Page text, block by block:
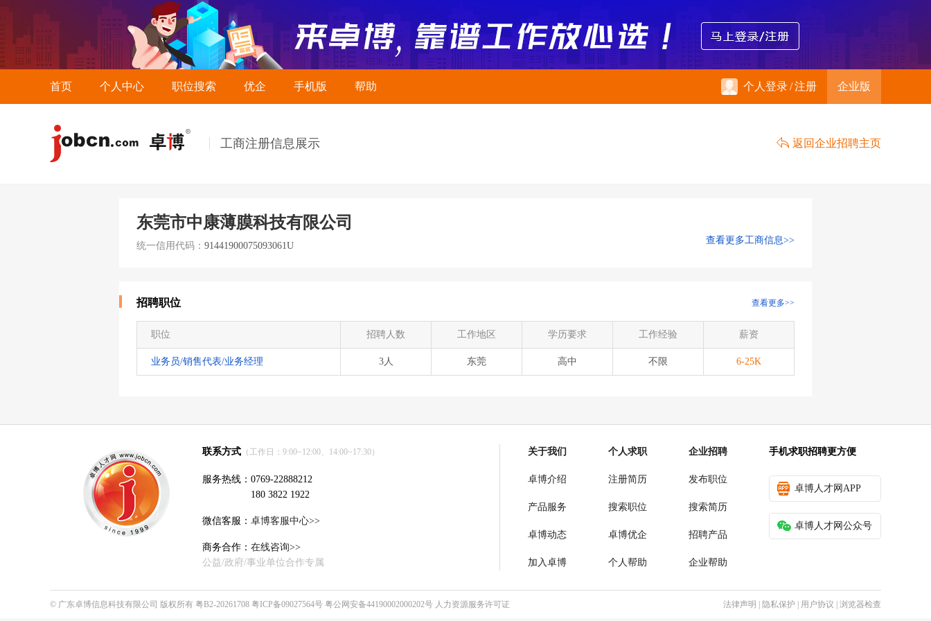
首页 个人中心 职位搜索 优企 手机版 帮助 个人登录/注册 企业版
工商注册信息展示 返回企业招聘主页
东莞市中康薄膜科技有限公司
统一信用代码： 91441900075093061U
查看更多工商信息>>
招聘职位 查看更多>>
职位 招聘人数 工作地区 学历要求 工作经验 薪资
业务员/销售代表/业务经理 3人 东莞 高中 不限 6-25K
联系方式 （工作日：9:00~12:00、14:00~17:30）
服务热线：0769-22888212
180 3822 1922
微信客服： 卓博客服中心>>
商务合作： 在线咨询>>
公益/政府/事业单位合作专属
关于我们
卓博介绍
产品服务
卓博动态
加入卓博
个人求职
注册简历
搜索职位
卓博优企
个人帮助
企业招聘
发布职位
搜索简历
招聘产品
企业帮助
手机求职招聘更方便
卓博人才网APP
卓博人才网公众号
© 广东卓博信息科技有限公司 版权所有 粤B2-20261708 粤ICP备09027564号 粤公网安备44190002000202号 人力资源服务许可证 法律声明 隐私保护 用户协议 浏览器检查